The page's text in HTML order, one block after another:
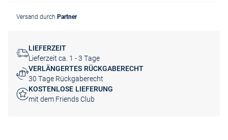
Versand durch Partner
LIEFERZEIT
Lieferzeit ca. 1 - 3 Tage
VERLÄNGERTES RÜCKGABERECHT
30 Tage Rückgaberecht
KOSTENLOSE LIEFERUNG
mit dem Friends Club